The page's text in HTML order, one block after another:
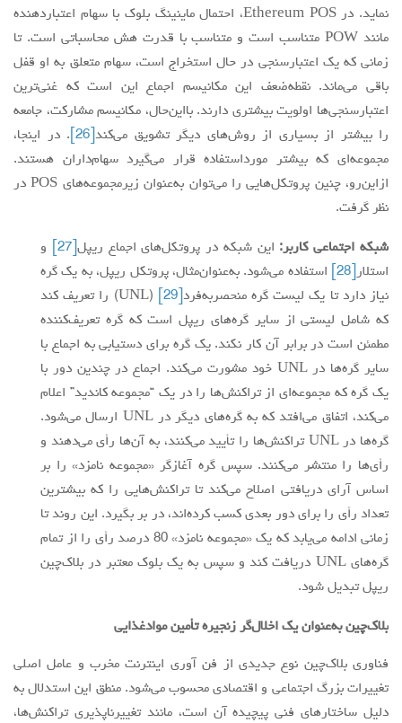
نماید. در Ethereum POS، احتمال ماینینگ بلوک با سهام اعتباردهنده
مانند POW متناسب است و متناسب با قدرت هش محاسباتی است. تا
زمانی که یک اعتبارسنجی در حال استخراج است، سهام متعلق به او قفل
باقی می‌ماند. نقطه‌ضعف این مکانیسم اجماع این است که غنی‌ترین
اعتبارسنجی‌ها اولویت بیشتری دارند. بااین‌حال، مکانیسم مشارکت، جامعه
را بیشتر از بسیاری از روش‌های دیگر تشویق می‌کند
. در اینجا،
مجموعه‌ای که بیشتر مورداستفاده قرار می‌گیرد سهام‌داران هستند.
ازاین‌رو، چنین پروتکل‌هایی را می‌توان به‌عنوان زیرمجموعه‌های POS در
نظر گرفت.
شبکه اجتماعی کاربر: این شبکه در پروتکل‌های اجماع ریپل [27]
و
استلار
استفاده می‌شود. به‌عنوان‌مثال، پروتکل ریپل، به یک گره
نیاز دارد تا یک لیست گره منحصربه‌فرد [29]
(UNL) را تعریف کند
که شامل لیستی از سایر گره‌های ریپل است که گره تعریف‌کننده
مطمئن است در برابر آن کار نکند. یک گره برای دستیابی به اجماع با
سایر گره‌ها در UNL خود مشورت می‌کند. اجماع در چندین دور با
یک گره که مجموعه‌ای از تراکنش‌ها را در یک “مجموعه کاندید” اعلام
می‌کند، اتفاق می‌افتد که به گره‌های دیگر در UNL ارسال می‌شود.
گره‌ها در UNL تراکنش‌ها را تأیید می‌کنند، به آن‌ها رأی می‌دهند و
رأی‌ها را منتشر می‌کنند. سپس گره آغازگر «مجموعه نامزد» را بر
اساس آرای دریافتی اصلاح می‌کند تا تراکنش‌هایی را که بیشترین
تعداد رأی را برای دور بعدی کسب کرده‌اند، در بر بگیرد. این روند تا
زمانی ادامه می‌یابد که یک «مجموعه نامزد» 80 درصد رأی را از تمام
گره‌های UNL دریافت کند و سپس به یک بلوک معتبر در بلاک‌چین
ریپل تبدیل شود.
بلاک‌چین به‌عنوان یک اخلال‌گر زنجیره تأمین موادغذایی
فناوری بلاک‌چین نوع جدیدی از فن آوری اینترنت مخرب و عامل اصلی
تغییرات بزرگ اجتماعی و اقتصادی محسوب می‌شود. منطق این استدلال به
دلیل ساختارهای فنی پیچیده آن است، مانند تغییرناپذیری تراکنش‌ها،